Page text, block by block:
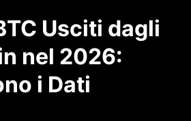
Usciti dagli
nel 2026:
i Dati